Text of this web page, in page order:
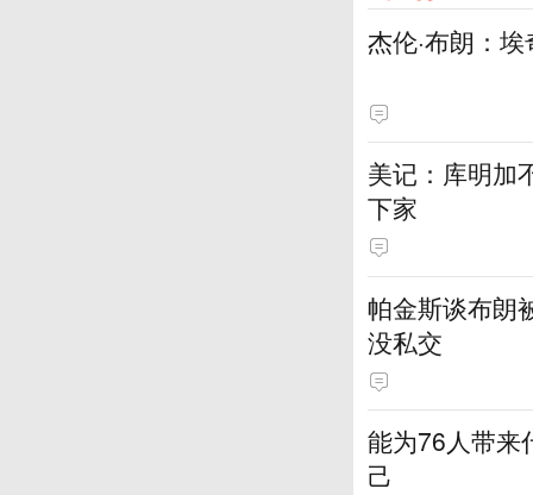
杰伦·布朗：
美记：库明加
下家
帕金斯谈布朗
没私交
能为76人带来
己